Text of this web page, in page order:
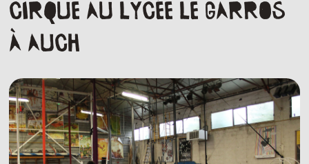
cirque au Lycée Le Garros
à Auch